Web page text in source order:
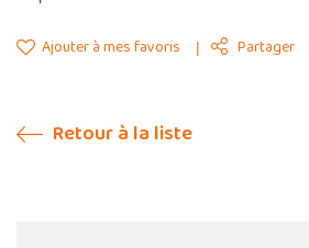
Ajouter à mes favoris Partager
Retour à la liste